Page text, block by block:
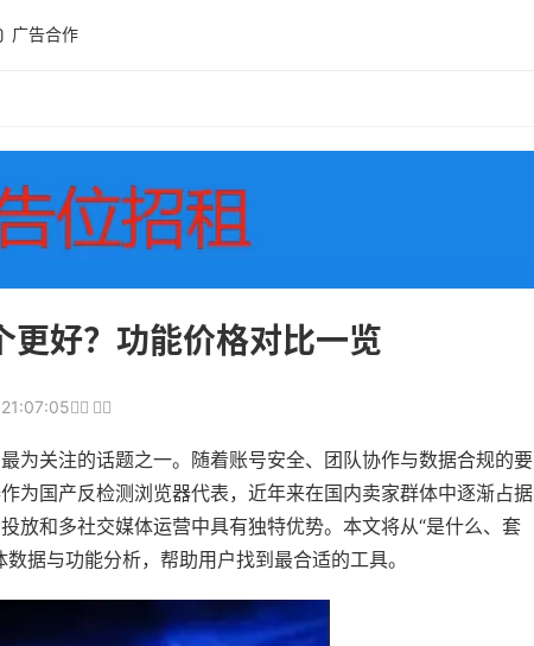
广告合作
好？功能价格对比一览
为关注的话题之一。随着账号安全、团队协作与数据合规的要
为国产反检测浏览器代表，近年来在国内卖家群体中逐渐占据
和多社交媒体运营中具有独特优势。本文将从“是什么、套
据与功能分析，帮助用户找到最合适的工具。